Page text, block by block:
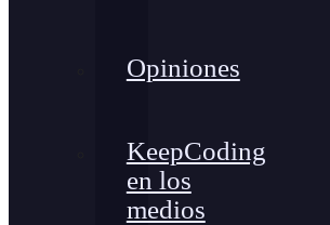
Opiniones
KeepCoding
en los
medios